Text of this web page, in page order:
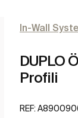
In-Wall
DUPLO
Profili
REF: